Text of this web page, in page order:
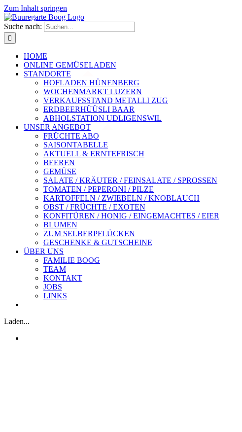
Zum Inhalt springen
Suche nach:
HOME
ONLINE GEMÜSELADEN
STANDORTE
HOFLADEN HÜNENBERG
WOCHENMARKT LUZERN
VERKAUFSSTAND METALLI ZUG
ERDBEERHÜÜSLI BAAR
ABHOLSTATION UDLIGENSWIL
UNSER ANGEBOT
FRÜCHTE ABO
SAISONTABELLE
AKTUELL & ERNTEFRISCH
BEEREN
GEMÜSE
SALATE / KRÄUTER / FEINSALATE / SPROSSEN
TOMATEN / PEPERONI / PILZE
KARTOFFELN / ZWIEBELN / KNOBLAUCH
OBST / FRÜCHTE / EXOTEN
KONFITÜREN / HONIG / EINGEMACHTES / EIER
BLUMEN
ZUM SELBERPFLÜCKEN
GESCHENKE & GUTSCHEINE
ÜBER UNS
FAMILIE BOOG
TEAM
KONTAKT
JOBS
LINKS
Laden...